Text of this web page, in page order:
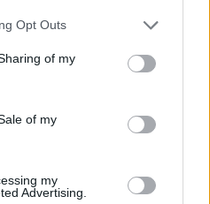
uses one or more Google
behaviour. You may click to
and its third-party tags to
purposes in below Google
Opt Outs
of my
of my
my
Advertising.